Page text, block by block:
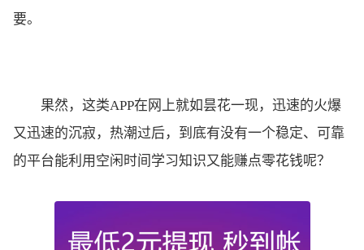
要。
果然，这类APP在网上就如昙花一现，迅速的火爆
又迅速的沉寂，热潮过后，到底有没有一个稳定、可靠
的平台能利用空闲时间学习知识又能赚点零花钱呢？